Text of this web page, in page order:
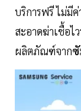
บริการฟรี ไม่มีค่
สะอาดฆ่าเชื้อไ
ผลิตภัณฑ์จาก